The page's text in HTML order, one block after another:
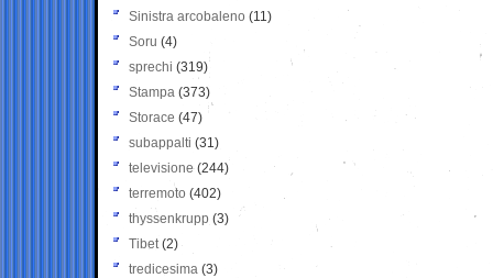
Sinistra arcobaleno (11)
Soru (4)
sprechi (319)
Stampa (373)
Storace (47)
subappalti (31)
televisione(244)
terremoto (402)
thyssenkrupp (3)
Tibet(2)
tredicesima (3)